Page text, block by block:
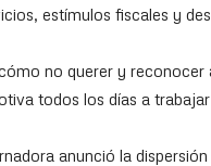
estímulos fiscales y
no querer y
todos los días a
anunció la